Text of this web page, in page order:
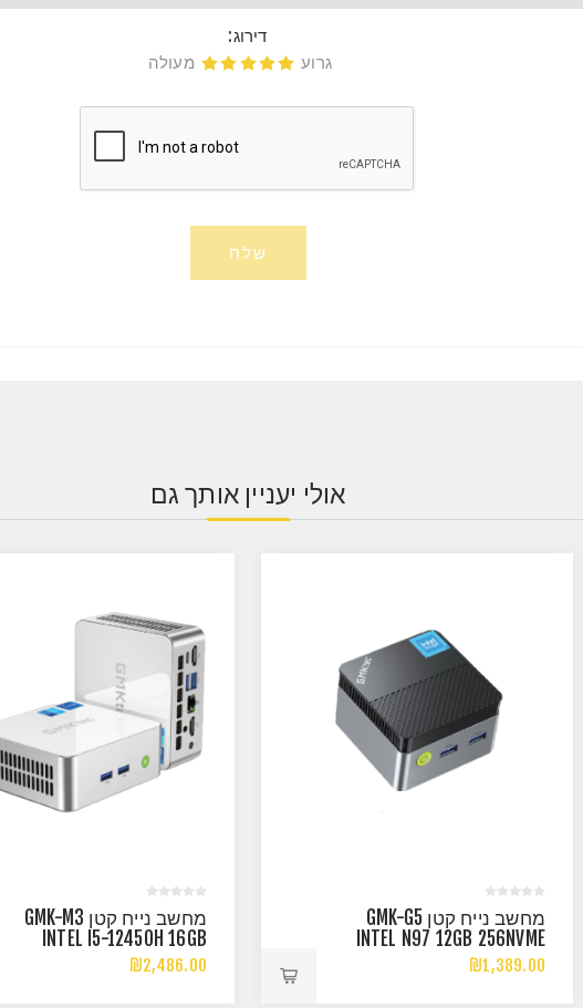
דירוג:
גרוע
מעולה
שלח
אולי יעניין אותך גם
מחשב נייח קטן GMK-G5
INTEL N97 12GB 256NVME
WIN11 PRO
₪1,389.00
מחשב נייח קטן GMK-M3
INTEL I5-12450H 16GB
512NVME WIN11 PRO
₪2,486.00